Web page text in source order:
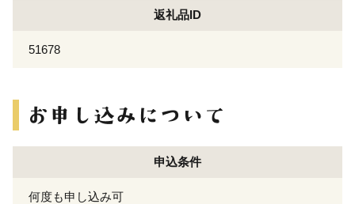
返礼品ID
51678
申込条件
何度も申し込み可